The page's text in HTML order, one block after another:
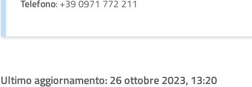
Telefono: +39 0971 772 211
Ultimo aggiornamento:26 ottobre 2023, 13:20